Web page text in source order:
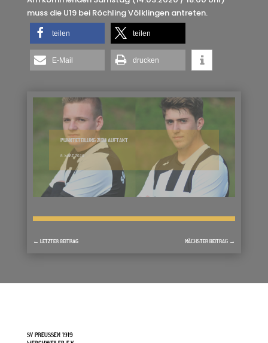
muss die U19 bei Röchling Völklingen antreten.
teilen teilen
E-Mail drucken
PUNKTETEILUNG ZUM AUFTAKT
8. MÄRZ 2020
← LETZTER BEITRAG NÄCHSTER BEITRAG →
SV PREUSSEN 1919